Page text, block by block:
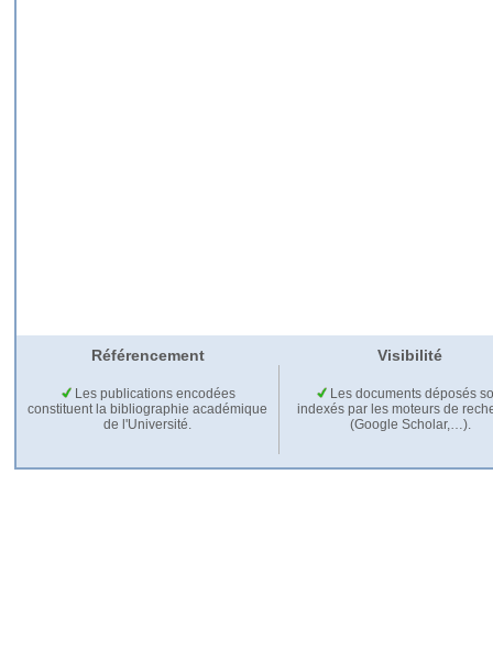
Référencement Visibilité
Les publications encodées
constituent la bibliographie académique
de l'Université.
Les documents déposés
indexés par les moteurs de
(Google Scholar,…).